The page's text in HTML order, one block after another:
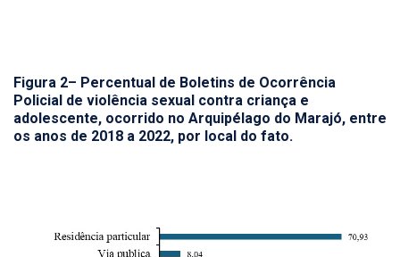
Figura 2– Percentual de Boletins de Ocorrência
Policial de violência sexual contra criança e
adolescente, ocorrido no Arquipélago do Marajó, entre
os anos de 2018 a 2022, por local do fato.